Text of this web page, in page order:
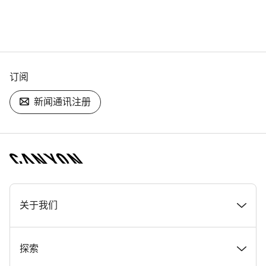
订阅
新闻通讯注册
[footer.linksList.title]
关于我们
奖项
探索